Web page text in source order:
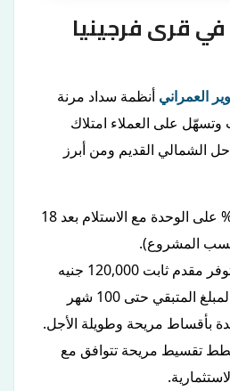
قرى فرجينيا
العمراني أنظمة سداد مرنة
وتسهّل على العملاء امتلاك
الشمالي القديم ومن أبرز
مقدم يبدأ من 5% على الوحدة مع الاستلام بعد 18
المشروع).
بعض المشاريع توفر مقدم ثابت 120,000 جنيه
مع إمكانية تقسيط المبلغ المتبقي حتى 100 شهر
بأقساط مريحة وطويلة الأجل.
خطط تقسيط مريحة تتوافق مع